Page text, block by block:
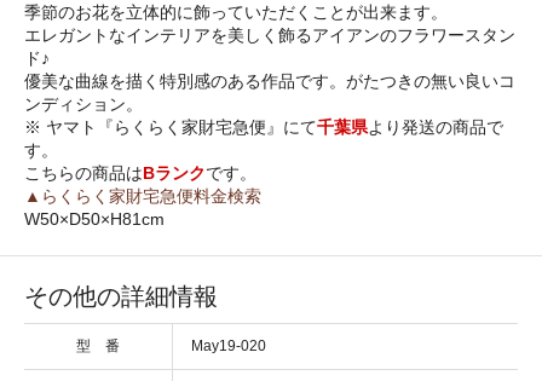
季節のお花を立体的に飾っていただくことが出来ます。
エレガントなインテリアを美しく飾るアイアンのフラワースタン
ド♪
優美な曲線を描く特別感のある作品です。がたつきの無い良いコ
ンディション。
※ ヤマト『らくらく家財宅急便』にて千葉県より発送の商品で
す。
こちらの商品はBランクです。
▲らくらく家財宅急便料金検索
W50×D50×H81cm
その他の詳細情報
型 番 May19-020